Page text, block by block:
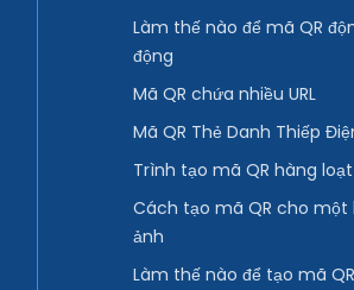
Làm thế nào để mã QR
động
Mã QR chứa nhiều URL
Mã QR Thẻ Danh Thiếp
Trình tạo mã QR hàng loạt
Cách tạo mã QR cho một
ảnh
Làm thế nào để tạo mã